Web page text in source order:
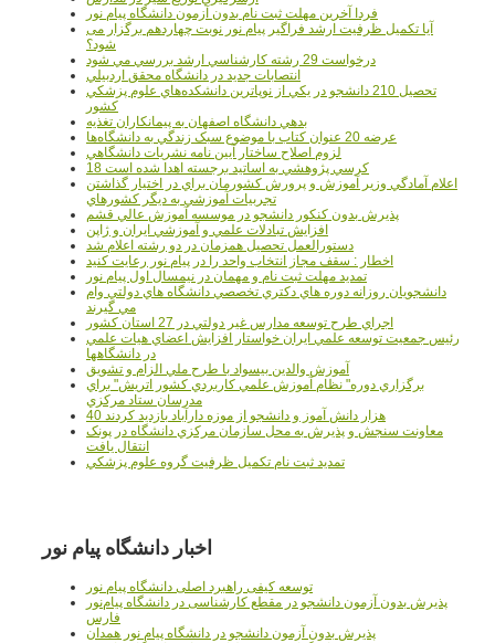
فردا آخرین مهلت ثبت نام بدون آزمون دانشگاه پیام نور
آیا تکمیل ظرفیت ارشد فراگیر پیام نور نوبت چهاردهم برگزار می
شود؟
درخواست 29 رشته کارشناسي ارشد بررسي مي شود
انتصابات جديد در دانشگاه محقق اردبيلي
تحصيل 210 دانشجو در يکي از نوپاترين دانشکده‌هاي علوم پزشکي
کشور
بدهي دانشگاه اصفهان به پيمانکاران تغذيه
عرضه 20 عنوان کتاب با موضوع سبک زندگي به دانشگاه‌ها
لزوم اصلاح ساختار آيين نامه نشريات دانشگاهي
18 کرسي پژوهشي به اساتيد برجسته اهدا شده است
اعلام آمادگي وزير آموزش و پرورش کشورمان براي در اختيار گذاشتن
تجربيات آموزشي به ديگر کشورهاي
پذيرش بدون کنکور دانشجو در موسسه آموزش عالي قشم
افزايش تبادلات علمي و آموزشي ايران و ژاپن
دستورالعمل تحصیل همزمان در دو رشته اعلام شد
اخطار : سقف مجاز انتخاب واحد را در پیام نور رعایت کنید
تمدید مهلت ثبت نام و مهمان در نیمسال اول پیام نور
دانشجويان روزانه دوره هاي دكتري تخصصي دانشگاه هاي دولتي وام
مي گيرند
اجراي طرح توسعه مدارس غير دولتي در 27 استان کشور
رئيس جمعيت توسعه علمي ايران خواستار افزايش اعضاي هيات علمي
در دانشگاهها
آموزش والدين بيسواد با طرح ملي الزام و تشويق
برگزاري دوره" نظام آموزش علمي كاربردي كشور اتريش" براي
مدرسان ستاد مرکزي
40 هزار دانش آموز و دانشجو از موزه دارآباد بازديد کردند
معاونت سنجش و پذيرش به محل سازمان مرکزي دانشگاه در پونک
انتقال يافت
تمديد ثبت نام تکميل ظرفيت گروه علوم پزشکي
اخبار دانشگاه پیام نور
توسعه کیفی راهبرد اصلی دانشگاه پیام نور
پذیرش بدون آزمون دانشجو در مقطع کارشناسی در دانشگاه پیام‌نور
فارس
پذیرش بدون آزمون دانشجو در دانشگاه پیام نور همدان